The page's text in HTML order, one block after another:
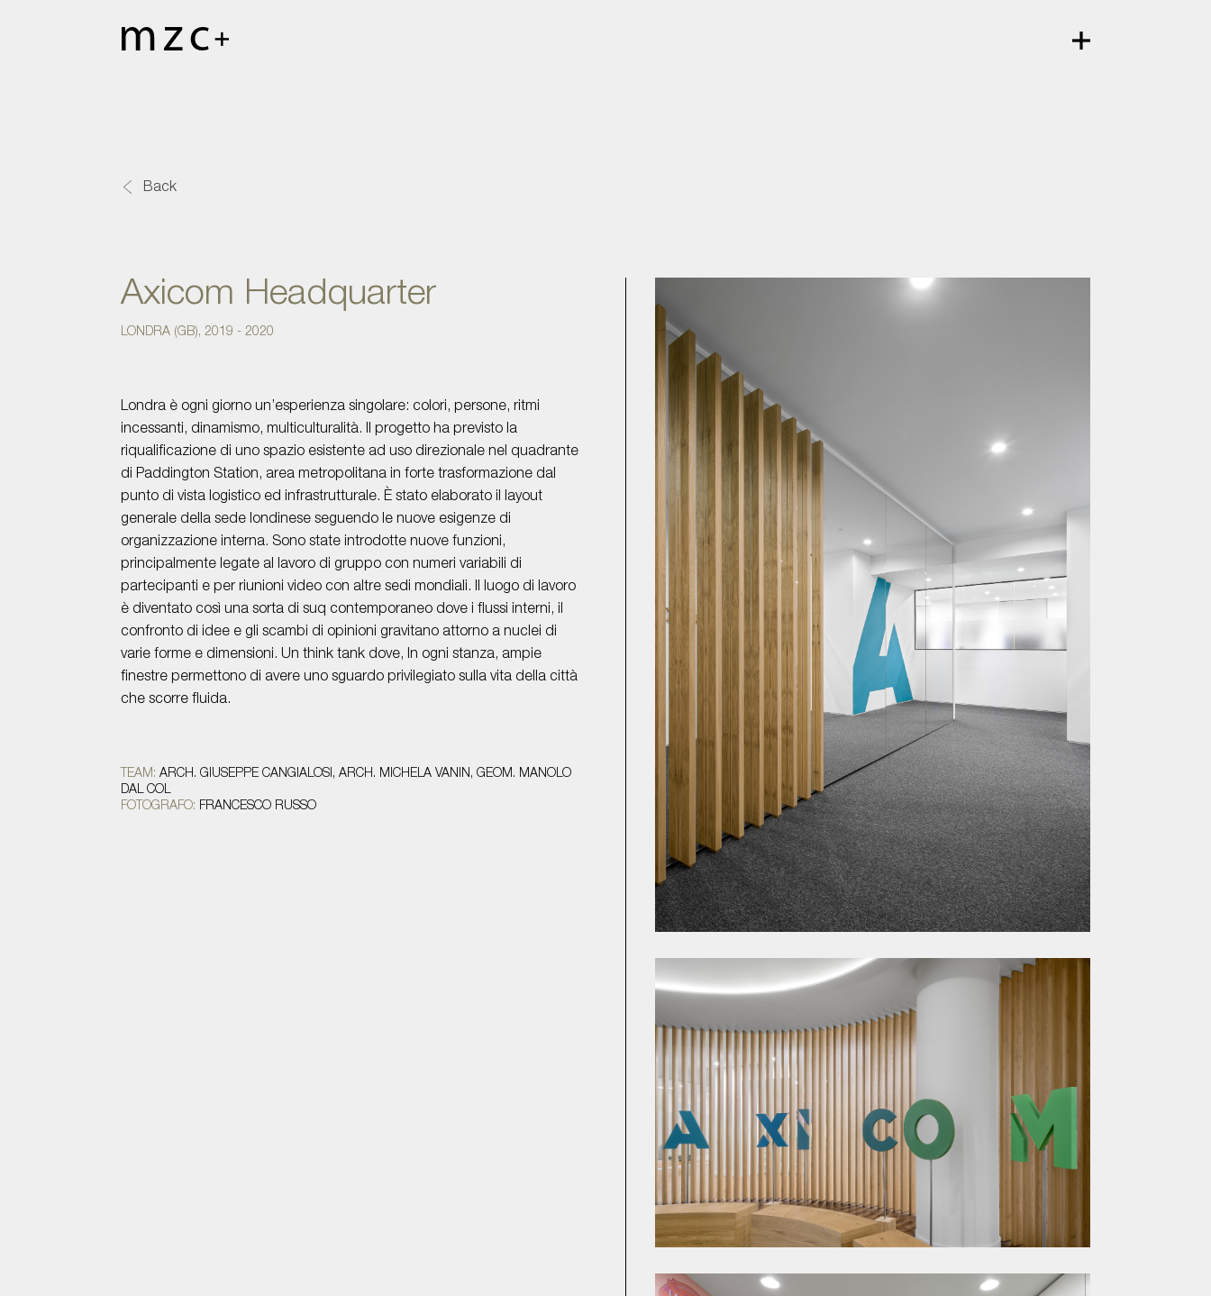
Back
Axicom Headquarter
LONDRA (GB), 2019 - 2020
Londra è ogni giorno un’esperienza singolare: colori, persone, ritmi
incessanti, dinamismo, multiculturalità. Il progetto ha previsto la
riqualificazione di uno spazio esistente ad uso direzionale nel quadrante
di Paddington Station, area metropolitana in forte trasformazione dal
punto di vista logistico ed infrastrutturale. È stato elaborato il layout
generale della sede londinese seguendo le nuove esigenze di
organizzazione interna. Sono state introdotte nuove funzioni,
principalmente legate al lavoro di gruppo con numeri variabili di
partecipanti e per riunioni video con altre sedi mondiali. Il luogo di lavoro
è diventato così una sorta di suq contemporaneo dove i flussi interni, il
confronto di idee e gli scambi di opinioni gravitano attorno a nuclei di
varie forme e dimensioni. Un think tank dove, In ogni stanza, ampie
finestre permettono di avere uno sguardo privilegiato sulla vita della città
che scorre fluida.
TEAM:ARCH. GIUSEPPE CANGIALOSI, ARCH. MICHELA VANIN, GEOM. MANOLO
DAL COL
FOTOGRAFO: FRANCESCO RUSSO